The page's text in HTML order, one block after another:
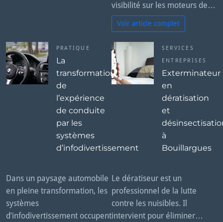
visibilité sur les moteurs de…
Voir article complet
PRATIQUE
La
transformation
de
l’expérience
de conduite
par les
systèmes
d’infodivertissement
Dans un paysage automobile
en pleine transformation, les
systèmes
d’infodivertissement occupent
SERVICES
ENTREPRISES
Exterminateur
en
dératisation
et
à
Bouillargues
Le dératiseur est un
professionnel de la lutte
contre les nuisibles. Il
intervient pour éliminer…